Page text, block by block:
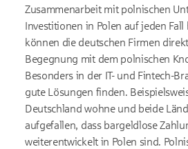
Zusammenarbeit mit polnischen
Investitionen in Polen auf jeden
können die deutschen Firmen
Begegnung mit dem polnischen
Besonders in der IT- und Fintech-
gute Lösungen finden.
Deutschland wohne und beide
aufgefallen, dass bargeldlose
weiterentwickelt in Polen sind.